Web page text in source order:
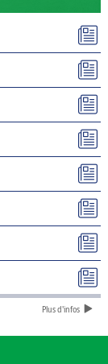
Plus d'infos